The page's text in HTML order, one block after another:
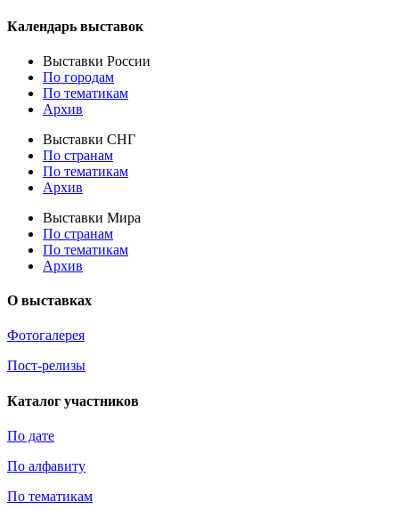
Календарь выставок
Выставки России
По городам
По тематикам
Архив
Выставки СНГ
По странам
По тематикам
Архив
Выставки Мира
По странам
По тематикам
Архив
О выставках
Фотогалерея
Пост-релизы
Каталог участников
По дате
По алфавиту
По тематикам